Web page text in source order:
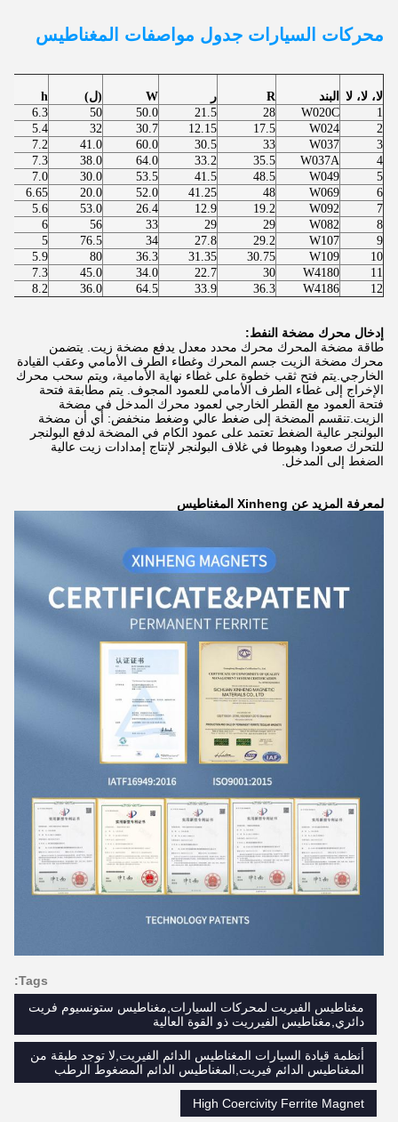
محركات السيارات جدول مواصفات المغناطيس
لا، لا، لا البند R ر W (ل)
h
1
W020C
28
21.5
50.0
50
6.3
2
W024
17.5
12.15
30.7
32
5.4
3
W037
33
30.5
60.0
41.0
7.2
4
W037A
35.5
33.2
64.0
38.0
7.3
5
W049
48.5
41.5
53.5
30.0
7.0
6
W069
48
41.25
52.0
20.0
6.65
7
W092
19.2
12.9
26.4
53.0
5.6
8
W082
29
29
33
56
6
9
W107
29.2
27.8
34
76.5
5
10
W109
30.75
31.35
36.3
80
5.9
11
W4180
30
22.7
34.0
45.0
7.3
12
W4186
36.3
33.9
64.5
36.0
8.2
إدخال محرك مضخة النفط:
طاقة مضخة المحرك محرك محدد معدل يدفع مضخة زيت. يتضمن
محرك مضخة الزيت جسم المحرك وغطاء الطرف الأمامي وعقب القيادة
الخارجي.يتم فتح ثقب خطوة على غطاء نهاية الأمامية، ويتم سحب محرك
الإخراج إلى غطاء الطرف الأمامي للعمود المجوف. يتم مطابقة فتحة
فتحة العمود مع القطر الخارجي لعمود محرك المدخل في مضخة
الزيت.تنقسم المضخة إلى ضغط عالي وضغط منخفض: أي أن مضخة
البولنجر عالية الضغط تعتمد على عمود الكام في المضخة لدفع البولنجر
للتحرك صعودا وهبوطا في غلاف البولنجر لإنتاج إمدادات زيت عالية
الضغط إلى المدخل.
لمعرفة المزيد عن Xinheng المغناطيس
Tags:
مغناطيس الفيريت لمحركات السيارات,مغناطيس ستونسيوم فريت
دائري,مغناطيس الفيرريت ذو القوة العالية
أنظمة قيادة السيارات المغناطيس الدائم الفيريت,لا توجد طبقة من
المغناطيس الدائم فيريت,المغناطيس الدائم المضغوط الرطب
High Coercivity Ferrite Magnet